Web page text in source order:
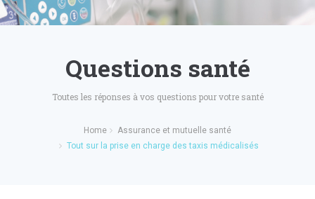
Questions santé
Toutes les réponses à vos questions pour votre santé
Home
Assurance et mutuelle santé
Tout sur la prise en charge des taxis médicalisés